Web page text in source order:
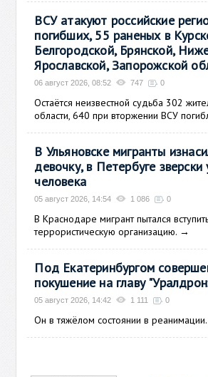
ВСУ атакуют российские
погибших, 55 раненых в
Белгородской, Брянской,
Ярославской, Запорожской
06 август 2026, 08:52 747 0
Остаётся неизвестной судьба 302
области, 640 при вторжении ВСУ
В Ульяновске мигранты
девочку, в Петербуге зверски
человека
05 август 2026, 14:54 1 086 0
В Краснодаре мигрант пытался
террористическую организацию. →
Под Екатеринбургом
покушение на главу
05 август 2026, 14:42 1 111 0
Он в тяжёлом состоянии в реанимации.